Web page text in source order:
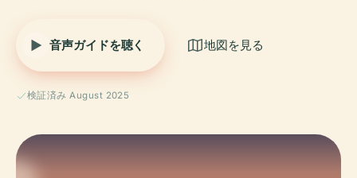
音声ガイドを聴く 地図を見る
検証済み August 2025